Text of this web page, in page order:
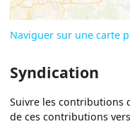
Naviguer sur une carte
Syndication
Suivre les contributions
de ces contributions